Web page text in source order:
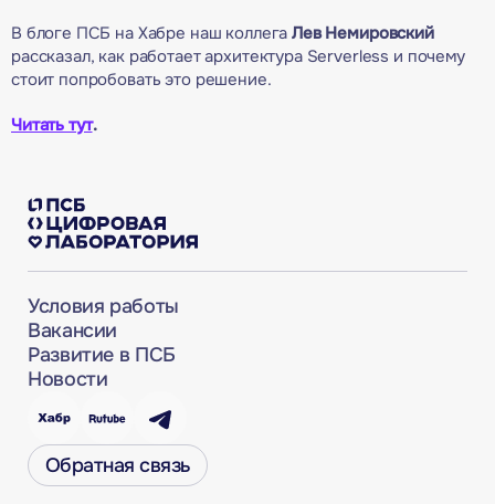
В блоге ПСБ на Хабре наш коллегаЛев Немировский
рассказал, как работает архитектура Serverless и почему
стоит попробовать это решение.
Читать тут.
Условия работы
Вакансии
Развитие в ПСБ
Новости
Обратная связь